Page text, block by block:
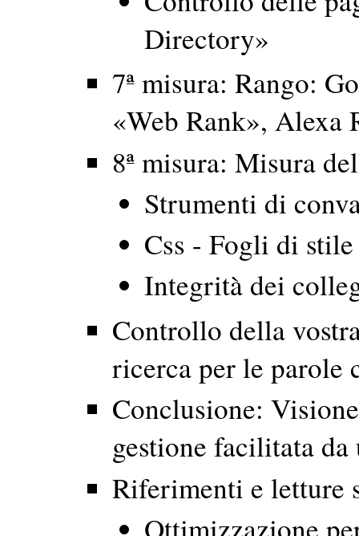
Directory»
7ª misura: Rango:
«Web Rank», Alexa
8ª misura: Misura
Strumenti di
Css - Fogli di stile
Integrità dei
Controllo della
ricerca per le parole
Conclusione:
gestione facilitata
Riferimenti e letture
Ottimizzazione